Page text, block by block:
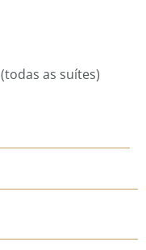
(todas as suítes)